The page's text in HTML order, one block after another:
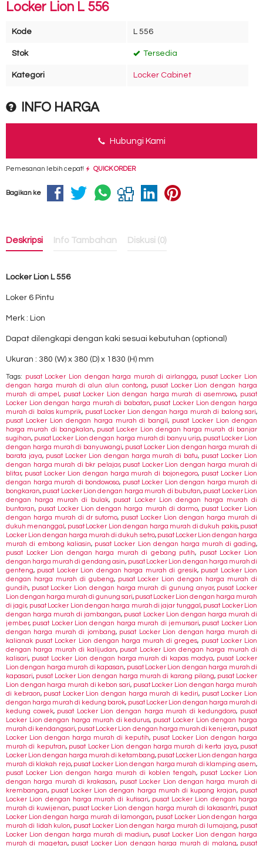
Locker Lion L 556
Kode L 556
Stok Tersedia
Kategori Locker Cabinet
INFO HARGA
Hubungi Kami
Pemesanan lebih cepat! QUICK ORDER
Bagikan ke
Deskripsi Info Tambahan Diskusi (0)
Locker Lion L 556
Loker 6 Pintu
Merk : Lion
Dapat dilengkapi dengan kaki sesuai kebutuhan (optional)
Ukuran : 380 (W) x 380 (D) x 1830 (H) mm
Tags: pusat Locker Lion dengan harga murah di airlangga, pusat Locker Lion
dengan harga murah di alun alun contong, pusat Locker Lion dengan harga
murah di ampel, pusat Locker Lion dengan harga murah di asemrowo, pusat
Locker Lion dengan harga murah di babatan, pusat Locker Lion dengan harga
murah di balas kumprik, pusat Locker Lion dengan harga murah di balong sari,
pusat Locker Lion dengan harga murah di bangil, pusat Locker Lion dengan
harga murah di bangkalan, pusat Locker Lion dengan harga murah di banjar
sugihan, pusat Locker Lion dengan harga murah di banyu urip, pusat Locker Lion
dengan harga murah di banyuwangi, pusat Locker Lion dengan harga murah di
barata jaya, pusat Locker Lion dengan harga murah di batu, pusat Locker Lion
dengan harga murah di bkr pelajar, pusat Locker Lion dengan harga murah di
blitar, pusat Locker Lion dengan harga murah di bojonegoro, pusat Locker Lion
dengan harga murah di bondowoso, pusat Locker Lion dengan harga murah di
bongkaran, pusat Locker Lion dengan harga murah di bubutan, pusat Locker Lion
dengan harga murah di bulak, pusat Locker Lion dengan harga murah di
buntaran, pusat Locker Lion dengan harga murah di darmo, pusat Locker Lion
dengan harga murah di dr sutomo, pusat Locker Lion dengan harga murah di
dukuh menanggal, pusat Locker Lion dengan harga murah di dukuh pakis, pusat
Locker Lion dengan harga murah di dukuh setro, pusat Locker Lion dengan harga
murah di embong kaliasin, pusat Locker Lion dengan harga murah di gading,
pusat Locker Lion dengan harga murah di gebang putih, pusat Locker Lion
dengan harga murah di gendang asin, pusat Locker Lion dengan harga murah di
genteng, pusat Locker Lion dengan harga murah di gresik, pusat Locker Lion
dengan harga murah di gubeng, pusat Locker Lion dengan harga murah di
gundih, pusat Locker Lion dengan harga murah di gunung anyar, pusat Locker
Lion dengan harga murah di gunung sari, pusat Locker Lion dengan harga murah
di jagir, pusat Locker Lion dengan harga murah di jajar tunggal , pusat Locker Lion
dengan harga murah di jambangan, pusat Locker Lion dengan harga murah di
jember, pusat Locker Lion dengan harga murah di jemursari, pusat Locker Lion
dengan harga murah di jombang, pusat Locker Lion dengan harga murah di
kalianak pusat Locker Lion dengan harga murah di greges, pusat Locker Lion
dengan harga murah di kalijudan, pusat Locker Lion dengan harga murah di
kalisari, pusat Locker Lion dengan harga murah di kapas madya, pusat Locker
Lion dengan harga murah di kapasan, pusat Locker Lion dengan harga murah di
kapasari, pusat Locker Lion dengan harga murah di karang pilang, pusat Locker
Lion dengan harga murah di kebon sari, pusat Locker Lion dengan harga murah
di kebraon, pusat Locker Lion dengan harga murah di kediri, pusat Locker Lion
dengan harga murah di kedung barok, pusat Locker Lion dengan harga murah di
kedung cowek, pusat Locker Lion dengan harga murah di kedungdoro, pusat
Locker Lion dengan harga murah di kedurus, pusat Locker Lion dengan harga
murah di kendangsari, pusat Locker Lion dengan harga murah di kenjeran, pusat
Locker Lion dengan harga murah di keputih, pusat Locker Lion dengan harga
murah di keputran, pusat Locker Lion dengan harga murah di kerta jaya, pusat
Locker Lion dengan harga murah di ketambang, pusat Locker Lion dengan harga
murah di klakah rejo, pusat Locker Lion dengan harga murah di klamping asem,
pusat Locker Lion dengan harga murah di koblen tengah, pusat Locker Lion
dengan harga murah di krakasan, pusat Locker Lion dengan harga murah di
krembangan, pusat Locker Lion dengan harga murah di kupang krajan, pusat
Locker Lion dengan harga murah di kutisari, pusat Locker Lion dengan harga
murah di kuwijenan, pusat Locker Lion dengan harga murah di lakasantri, pusat
Locker Lion dengan harga murah di lamongan, pusat Locker Lion dengan harga
murah di lidah kulon, pusat Locker Lion dengan harga murah di lumajang, pusat
Locker Lion dengan harga murah di madiun, pusat Locker Lion dengan harga
murah di magetan, pusat Locker Lion dengan harga murah di malang, pusat